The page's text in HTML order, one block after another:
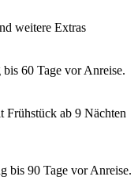
weitere Extras
60 Tage vor Anreise.
Frühstück ab 9 Nächten
bis 90 Tage vor Anreise.